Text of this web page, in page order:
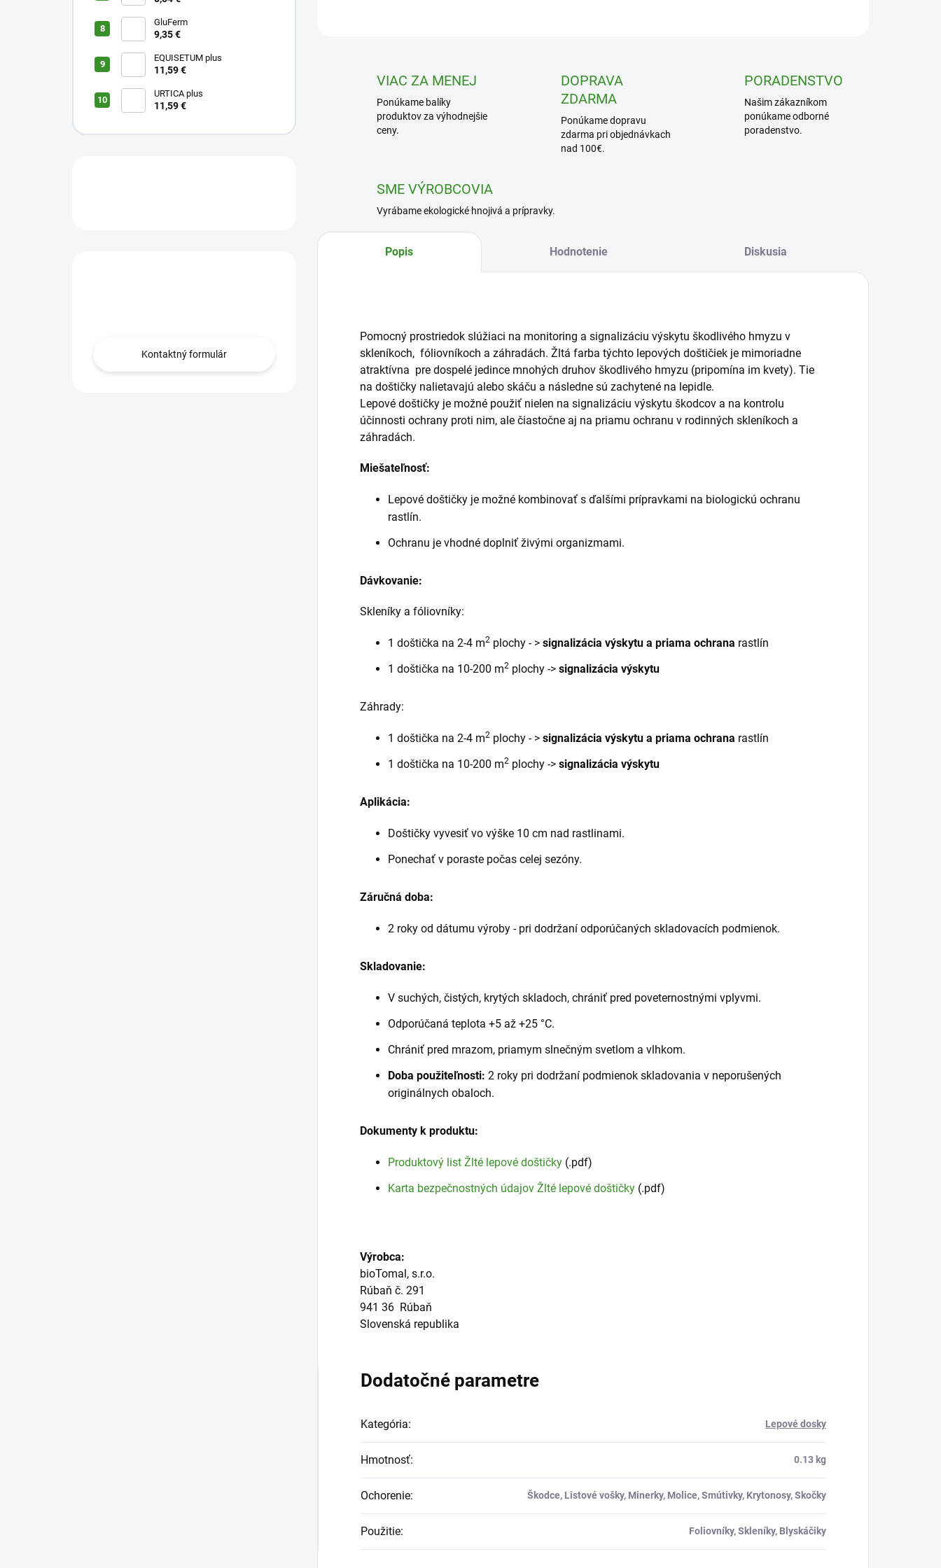
GluFerm
9,35 €
EQUISETUM plus
11,59 €
URTICA plus
11,59 €
Kontaktný formulár
VIAC ZA MENEJ
Ponúkame balíky
produktov za výhodnejšie
ceny.
DOPRAVA
ZDARMA
Ponúkame dopravu
zdarma pri objednávkach
nad 100€.
PORADENSTVO
Našim zákazníkom
ponúkame odborné
poradenstvo.
SME VÝROBCOVIA
Vyrábame ekologické hnojivá a prípravky.
Popis Hodnotenie Diskusia
Pomocný prostriedok slúžiaci na monitoring a signalizáciu výskytu škodlivého hmyzu v
skleníkoch, fóliovníkoch a záhradách. Žltá farba týchto lepových doštičiek je mimoriadne
atraktívna pre dospelé jedince mnohých druhov škodlivého hmyzu (pripomína im kvety). Tie
na doštičky nalietavajú alebo skáču a následne sú zachytené na lepidle.
Lepové doštičky je možné použiť nielen na signalizáciu výskytu škodcov a na kontrolu
účinnosti ochrany proti nim, ale čiastočne aj na priamu ochranu v rodinných skleníkoch a
záhradách.
Miešateľnosť:
Lepové doštičky je možné kombinovať s ďalšími prípravkami na biologickú ochranu
rastlín.
Ochranu je vhodné doplniť živými organizmami.
Dávkovanie:
Skleníky a fóliovníky:
1 doštička na 2-4 m2 plochy - > signalizácia výskytu a priama ochrana rastlín
1 doštička na 10-200 m2 plochy -> signalizácia výskytu
Záhrady:
1 doštička na 2-4 m2 plochy - > signalizácia výskytu a priama ochrana rastlín
1 doštička na 10-200 m2 plochy -> signalizácia výskytu
Aplikácia:
Doštičky vyvesiť vo výške 10 cm nad rastlinami.
Ponechať v poraste počas celej sezóny.
Záručná doba:
2 roky od dátumu výroby - pri dodržaní odporúčaných skladovacích podmienok.
Skladovanie:
V suchých, čistých, krytých skladoch, chrániť pred poveternostnými vplyvmi.
Odporúčaná teplota +5 až +25 °C.
Chrániť pred mrazom, priamym slnečným svetlom a vlhkom.
Doba použiteľnosti: 2 roky pri dodržaní podmienok skladovania v neporušených
originálnych obaloch.
Dokumenty k produktu:
Produktový list Žlté lepové doštičky (.pdf)
Karta bezpečnostných údajov Žlté lepové doštičky (.pdf)
Výrobca:
bioTomal, s.r.o.
Rúbaň č. 291
941 36 Rúbaň
Slovenská republika
Dodatočné parametre
Kategória: Lepové dosky
Hmotnosť: 0.13 kg
Ochorenie: Škodce, Listové vošky, Minerky, Molice, Smútivky, Krytonosy, Skočky
Použitie: Foliovníky, Skleníky, Blyskáčiky